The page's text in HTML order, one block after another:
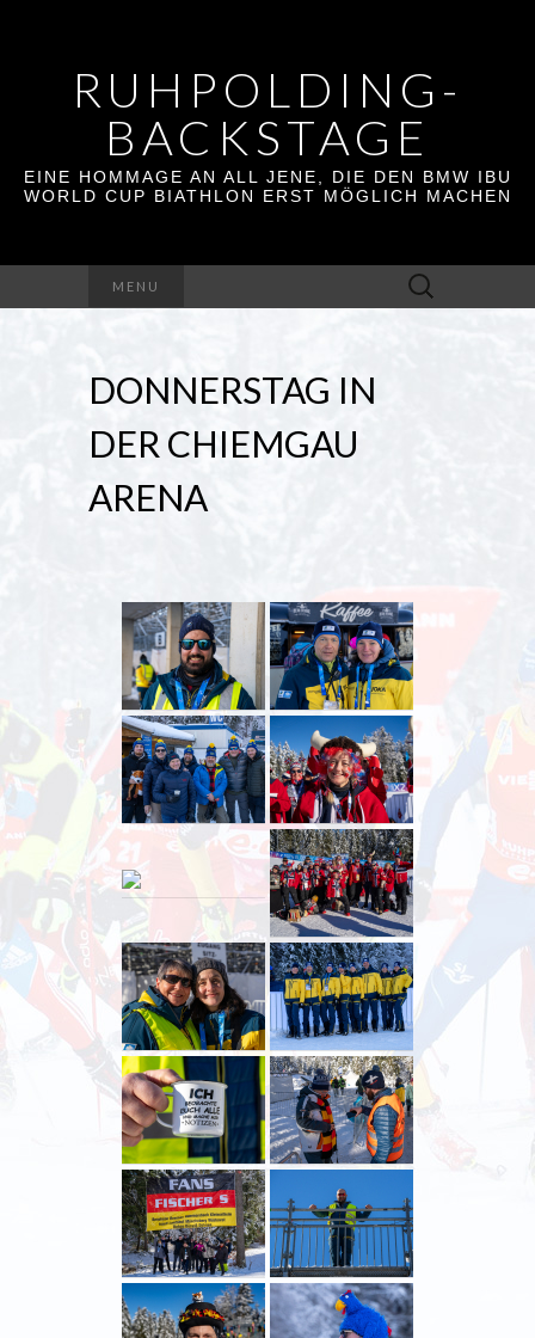
RUHPOLDING-
BACKSTAGE
EINE HOMMAGE AN ALL JENE, DIE DEN BMW IBU
WORLD CUP BIATHLON ERST MÖGLICH MACHEN
MENU
Suchen
nach:
DONNERSTAG IN
DER CHIEMGAU
ARENA